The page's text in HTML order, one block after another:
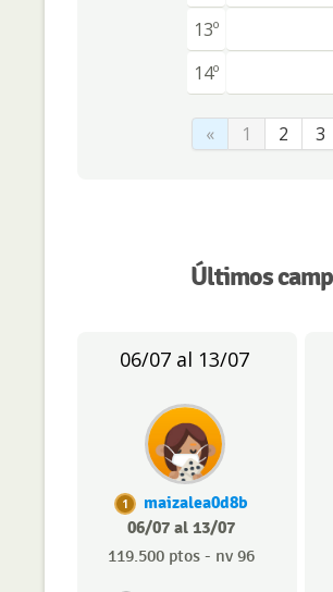
13º
14º
« 1 2 3
Últimos
06/07 al 13/07
1
maizalea0d8b
06/07 al 13/07
119.500 ptos - nv 96